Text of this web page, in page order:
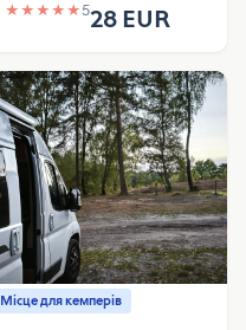
★ ★ ★ ★ ★528 EUR
Місце для кемперів